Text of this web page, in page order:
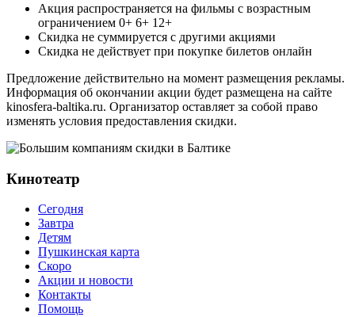
Акция распространяется на фильмы с возрастным
ограничением 0+ 6+ 12+
Скидка не суммируется с другими акциями
Скидка не действует при покупке билетов онлайн
Предложение действительно на момент размещения рекламы.
Информация об окончании акции будет размещена на сайте
kinosfera-baltika.ru. Организатор оставляет за собой право
изменять условия предоставления скидки.
Кинотеатр
Сегодня
Завтра
Детям
Пушкинская карта
Скоро
Акции и новости
Контакты
Помощь